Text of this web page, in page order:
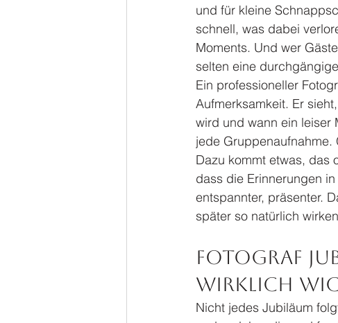
und für kleine
schnell, was dabei
Moments. Und wer
selten eine
Ein professioneller
Aufmerksamkeit. Er
wird und wann ein leiser
jede Gruppenaufnahme.
Dazu kommt etwas, das
dass die Erinnerungen
entspannter, präsenter.
später so natürlich
Fotograf
wirklich
Nicht jedes Jubiläum